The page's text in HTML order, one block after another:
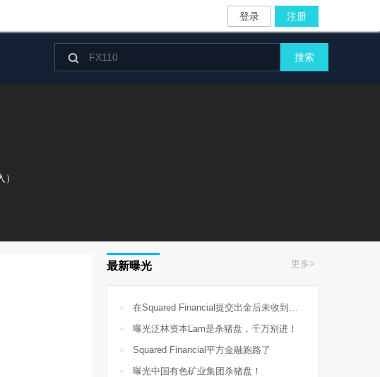
登录 注册
 搜索
最新曝光 更多>
在Squared Financial提交出金后未收到提款，账户也无法登录
曝光泛林资本Lam是杀猪盘，千万别进！
Squared Financial平方金融跑路了
曝光中国有色矿业集团杀猪盘！